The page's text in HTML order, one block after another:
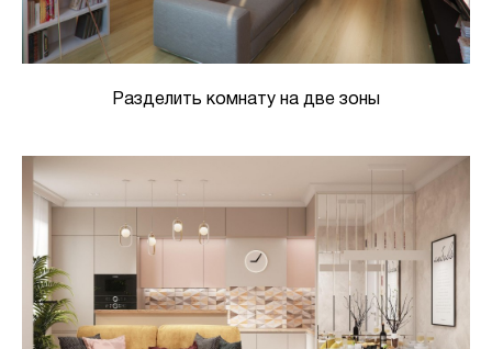
Разделить комнату на две зоны